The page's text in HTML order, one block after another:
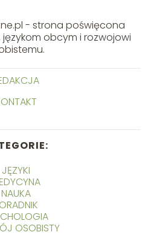
- strona poświęcona
obcym i rozwojowi
JĘZYKI
NAUKA
OSOBISTY